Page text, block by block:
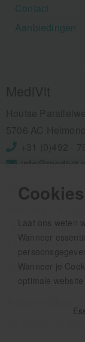
Cookies
Laat ons weten
Wanneer
Wanneer je
optimale website
Contact
Aanbiedingen
info@medivit.nl
Openingstijden:
08.00 - 12.30u
13.00 - 16.00u
Wij pauzeren
Als eerste op